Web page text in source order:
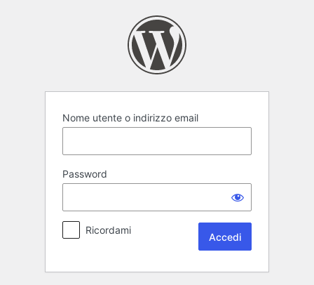
Nome utente o indirizzo email
Password
Ricordami